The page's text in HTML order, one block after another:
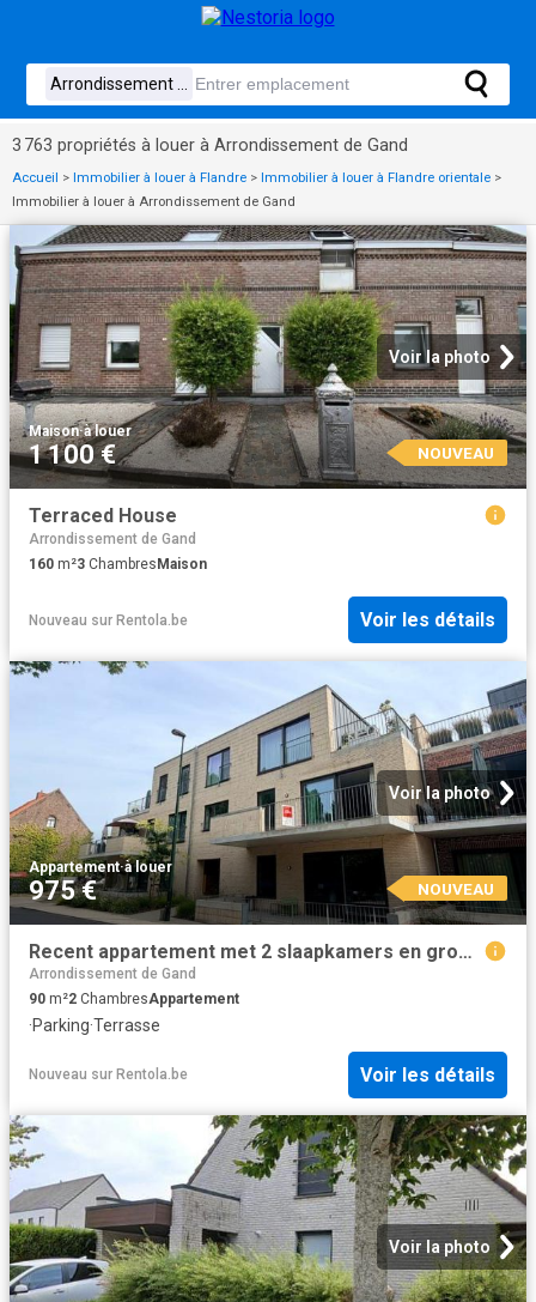
3 763 propriétés à louer à Arrondissement de Gand
Accueil > Immobilier à louer à Flandre > Immobilier à louer à Flandre orientale >
Immobilier à louer à Arrondissement de Gand
Voir la photo
Maison·à louer
1 100 € NOUVEAU
Terraced House
Arrondissement de Gand
160 m²3 ChambresMaison
Nouveau sur Rentola.be Voir les détails
Voir la photo
Appartement·à louer
975 € NOUVEAU
Recent appartement met 2 slaapkamers en groot terras te huur
Arrondissement de Gand
90 m²2 ChambresAppartement
·Parking·Terrasse
Nouveau sur Rentola.be Voir les détails
Voir la photo